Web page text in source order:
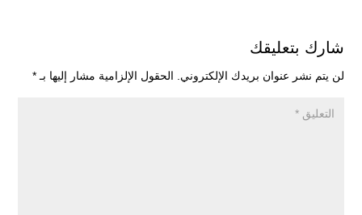
شارك بتعليقك
لن يتم نشر عنوان بريدك الإلكتروني. الحقول الإلزامية مشار إليها بـ *